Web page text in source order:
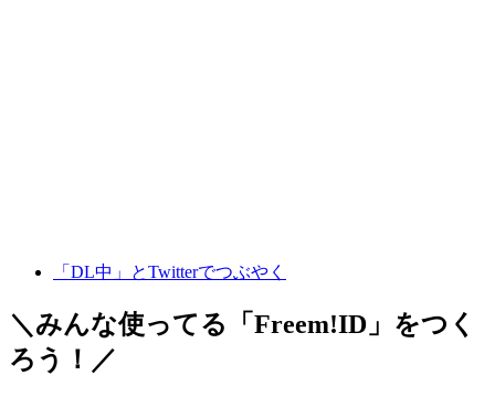
「DL中」とTwitterでつぶやく
＼みんな使ってる「 Freem!ID 」をつく
ろう！／